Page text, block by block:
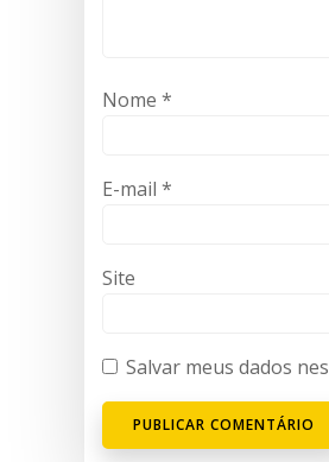
Nome *
E-mail *
Site
Salvar meus dados